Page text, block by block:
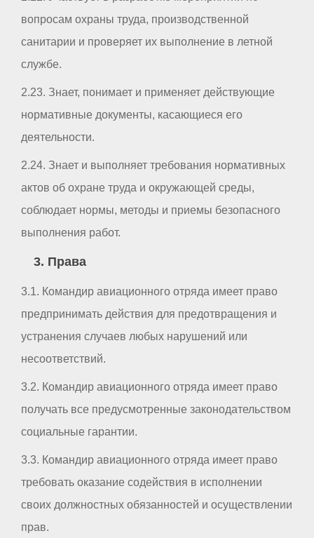
вопросам охраны труда, производственной
санитарии и проверяет их выполнение в летной
службе.
2.23. Знает, понимает и применяет действующие
нормативные документы, касающиеся его
деятельности.
2.24. Знает и выполняет требования нормативных
актов об охране труда и окружающей среды,
соблюдает нормы, методы и приемы безопасного
выполнения работ.
3. Права
3.1. Командир авиационного отряда имеет право
предпринимать действия для предотвращения и
устранения случаев любых нарушений или
несоответствий.
3.2. Командир авиационного отряда имеет право
получать все предусмотренные законодательством
социальные гарантии.
3.3. Командир авиационного отряда имеет право
требовать оказание содействия в исполнении
своих должностных обязанностей и осуществлении
прав.